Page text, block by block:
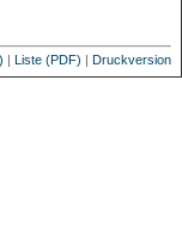
| Liste (PDF) | Druckversion